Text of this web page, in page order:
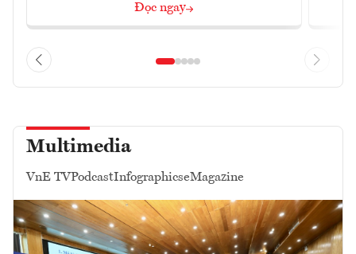
Đọc ngay
Multimedia
VnE TVPodcastInfographicseMagazine